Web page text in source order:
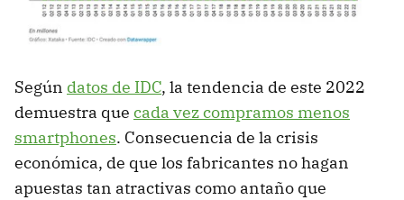
Según datos de IDC, la tendencia de este 2022
demuestra que cada vez compramos menos
smartphones. Consecuencia de la crisis
económica, de que los fabricantes no hagan
apuestas tan atractivas como antaño que